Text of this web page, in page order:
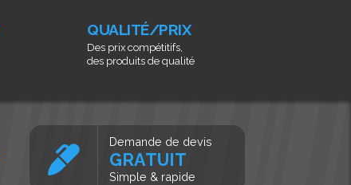
QUALITÉ/PRIX
Des prix compétitifs,
des produits de qualité
Demande de devis
GRATUIT
Simple & rapide